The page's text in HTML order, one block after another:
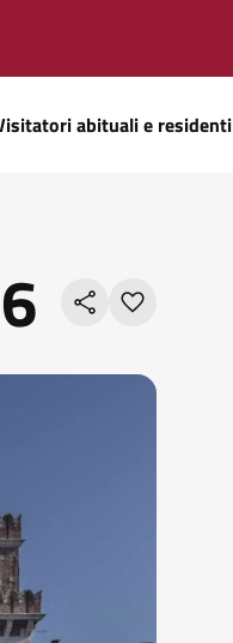
abituali e residenti